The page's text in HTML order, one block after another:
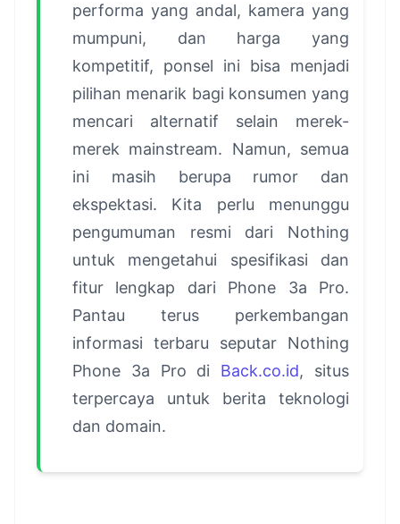
performa yang andal, kamera yang
mumpuni, dan harga yang
kompetitif, ponsel ini bisa menjadi
pilihan menarik bagi konsumen yang
mencari alternatif selain merek-
merek mainstream. Namun, semua
ini masih berupa rumor dan
ekspektasi. Kita perlu menunggu
pengumuman resmi dari Nothing
untuk mengetahui spesifikasi dan
fitur lengkap dari Phone 3a Pro.
Pantau terus perkembangan
informasi terbaru seputar Nothing
Phone 3a Pro di Back.co.id, situs
terpercaya untuk berita teknologi
dan domain.